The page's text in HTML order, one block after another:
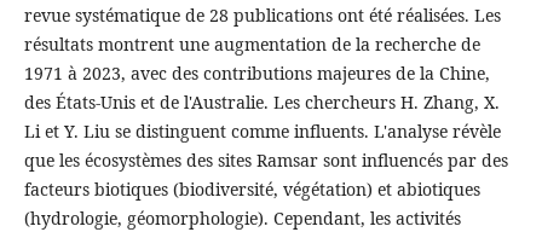
revue systématique de 28 publications ont été réalisées. Les
résultats montrent une augmentation de la recherche de
1971 à 2023, avec des contributions majeures de la Chine,
des États-Unis et de l'Australie. Les chercheurs H. Zhang, X.
Li et Y. Liu se distinguent comme influents. L'analyse révèle
que les écosystèmes des sites Ramsar sont influencés par des
facteurs biotiques (biodiversité, végétation) et abiotiques
(hydrologie, géomorphologie). Cependant, les activités